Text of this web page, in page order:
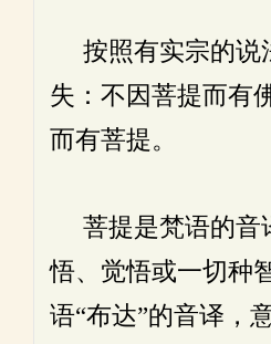
按照有实宗的说
失：不因菩提而有
而有菩提。
菩提是梵语的音
悟、觉悟或一切种
语“布达”的音译，